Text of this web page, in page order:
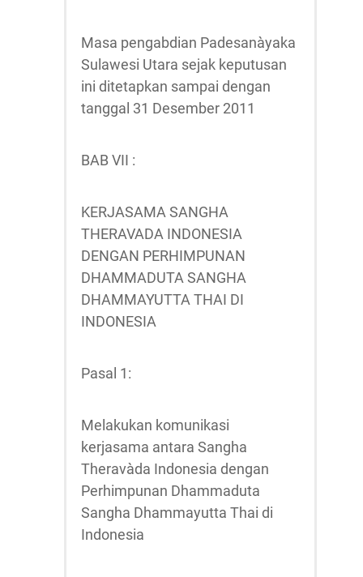
Masa pengabdian Padesanàyaka
Sulawesi Utara sejak keputusan
ini ditetapkan sampai dengan
tanggal 31 Desember 2011
BAB VII :
KERJASAMA SANGHA
THERAVADA INDONESIA
DENGAN PERHIMPUNAN
DHAMMADUTA SANGHA
DHAMMAYUTTA THAI DI
INDONESIA
Pasal 1:
Melakukan komunikasi
kerjasama antara Sangha
Theravàda Indonesia dengan
Perhimpunan Dhammaduta
Sangha Dhammayutta Thai di
Indonesia